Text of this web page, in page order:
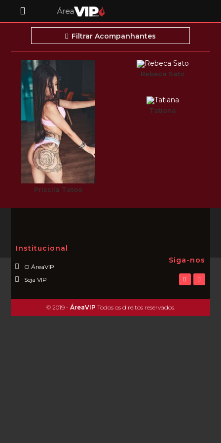
Filtrar Acompanhantes
Priscila Tatoo
Rebeca Sato
Tatiana
Institucional
O ÁreaVIP
Seja VIP
Siga-nos
© 2019 - ÁreaVIP Todos os direitos reservados.